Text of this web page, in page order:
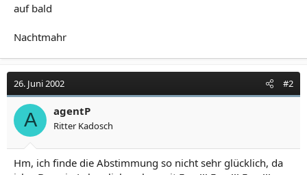
auf bald
Nachtmahr
26. Juni 2002 #2
A agentP
Ritter Kadosch
Hm, ich finde die Abstimmung so nicht sehr glücklich, da